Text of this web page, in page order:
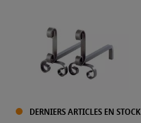
DERNIERS ARTICLES EN STOCK